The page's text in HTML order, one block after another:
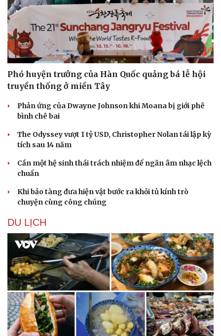
Văn hóa
Giải trí
Phó huyện trưởng của Hàn Quốc quảng bá lễ hội
truyền thống ở miền Tây
Phản ứng của Dwayne Johnson khi Moana bị giới phê
bình chê bai
The Odyssey vượt 1 tỷ USD, Christopher Nolan tái lập kỳ
tích sau 14 năm
Cần một hệ sinh thái trách nhiệm để ngăn âm nhạc lệch
chuẩn
Khi bảo tàng đưa hiện vật bước ra khỏi tủ kính trò
chuyện cùng công chúng
DU LỊCH